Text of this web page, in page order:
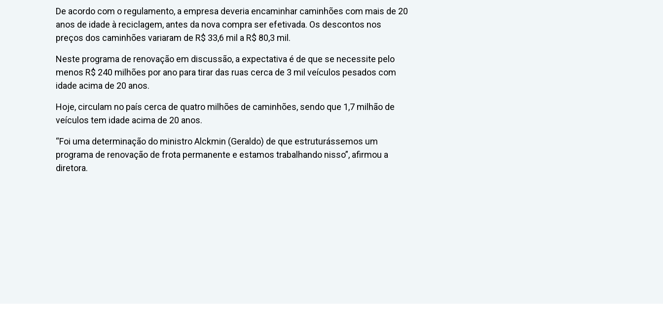
De acordo com o regulamento, a empresa deveria encaminhar caminhões com mais de 20
anos de idade à reciclagem, antes da nova compra ser efetivada. Os descontos nos
preços dos caminhões variaram de R$ 33,6 mil a R$ 80,3 mil.
Neste programa de renovação em discussão, a expectativa é de que se necessite pelo
menos R$ 240 milhões por ano para tirar das ruas cerca de 3 mil veículos pesados com
idade acima de 20 anos.
Hoje, circulam no país cerca de quatro milhões de caminhões, sendo que 1,7 milhão de
veículos tem idade acima de 20 anos.
“Foi uma determinação do ministro Alckmin (Geraldo) de que estruturássemos um
programa de renovação de frota permanente e estamos trabalhando nisso”, afirmou a
diretora.